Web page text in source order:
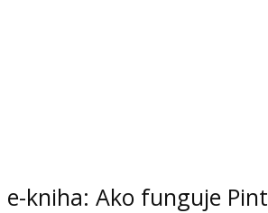
e-kniha: Ako funguje